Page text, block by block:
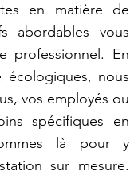
en matière de
abordables vous
professionnel. En
nous
vos employés ou
spécifiques en
là pour y
sur mesure.